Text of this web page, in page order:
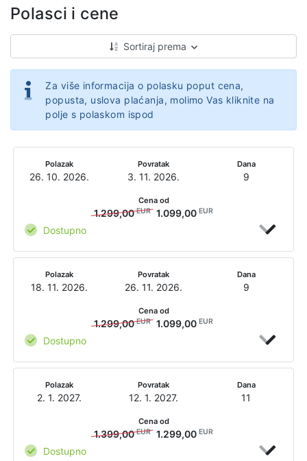
Polasci i cene
Sortiraj prema
Za više informacija o polasku poput cena,
popusta, uslova plaćanja, molimo Vas kliknite na
polje s polaskom ispod
Polazak
26. 10. 2026.
Povratak
3. 11. 2026.
Dana
9
Dostupno
Cena od
1.299,00EUR 1.099,00 EUR
Polazak
18. 11. 2026.
Povratak
26. 11. 2026.
Dana
9
Dostupno
Cena od
1.299,00EUR 1.099,00 EUR
Polazak
2. 1. 2027.
Povratak
12. 1. 2027.
Dana
11
Dostupno
Cena od
1.399,00EUR 1.299,00 EUR